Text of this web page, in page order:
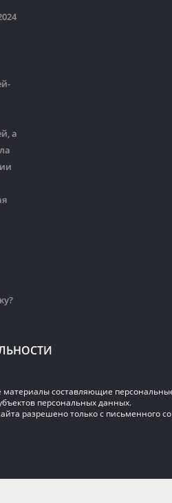
а
материалы составляющие
персональных данных.
разрешено только с письменного